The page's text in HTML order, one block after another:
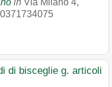
in Via Milano 4,
di bisceglie g. articoli